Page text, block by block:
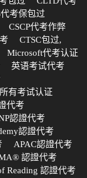
考保包过
CSCP代考作弊
CTSC包过,
Microsoft代考认证
英语考试代考
有考试认证
代考
認證代考
認證代考
APAC認證代考
認證代考
Reading 認證代考